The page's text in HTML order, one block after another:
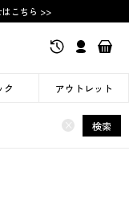
はこちら >>
ク アウトレット
× 検索